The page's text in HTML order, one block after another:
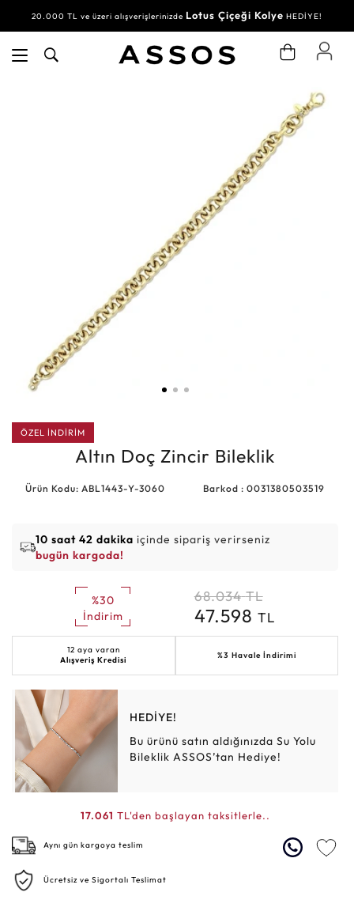
20.000 TL ve üzeri alışverişlerinizde Lotus Çiçeği Kolye HEDİYE!
ÖZEL İNDİRİM
Altın Doç Zincir Bileklik
Ürün Kodu: ABL1443-Y-3060 Barkod : 0031380503519
10 saat 42 dakika içinde sipariş verirseniz
bugün kargoda!
%30
İndirim
68.034 TL
47.598 TL
12 aya varan
Alışveriş Kredisi
%3 Havale İndirimi
HEDİYE!
Bu ürünü satın aldığınızda Su Yolu
Bileklik ASSOS’tan Hediye!
17.061 TL'den başlayan taksitlerle..
Aynı gün kargoya teslim
Ücretsiz ve Sigortalı Teslimat